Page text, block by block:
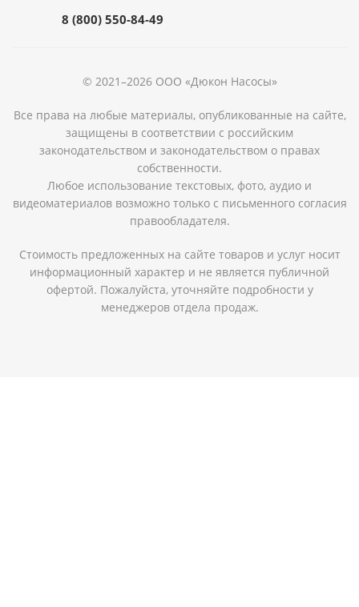
8 (800) 550-84-49
© 2021–2026 ООО «Дюкон Насосы»
Все права на любые материалы, опубликованные на сайте,
защищены в соответствии с российским
законодательством и законодательством о правах
собственности.
Любое использование текстовых, фото, аудио и
видеоматериалов возможно только с письменного согласия
правообладателя.
Стоимость предложенных на сайте товаров и услуг носит
информационный характер и не является публичной
офертой. Пожалуйста, уточняйте подробности у
менеджеров отдела продаж.